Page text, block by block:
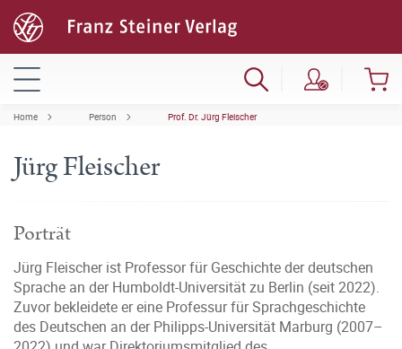
Home Person Prof. Dr. Jürg Fleischer
Jürg Fleischer
Porträt
Jürg Fleischer ist Professor für Geschichte der deutschen
Sprache an der Humboldt-Universität zu Berlin (seit 2022).
Zuvor bekleidete er eine Professur für Sprachgeschichte
des Deutschen an der Philipps-Universität Marburg (2007–